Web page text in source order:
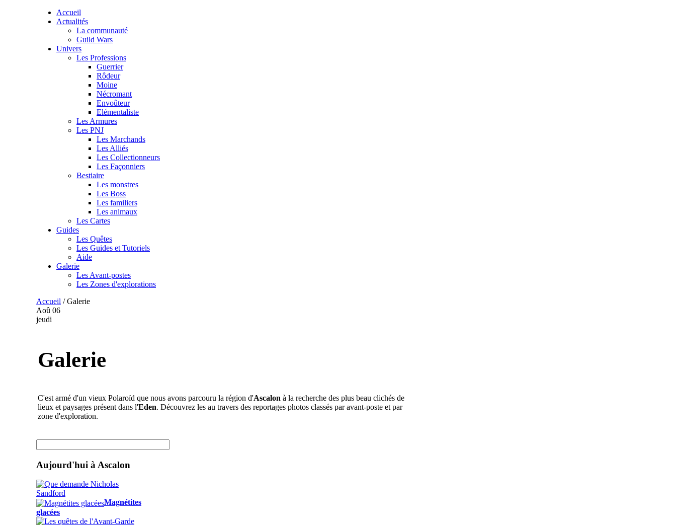
Accueil
Actualités
La communauté
Guild Wars
Univers
Les Professions
Guerrier
Rôdeur
Moine
Nécromant
Envoûteur
Elémentaliste
Les Armures
Les PNJ
Les Marchands
Les Alliés
Les Collectionneurs
Les Façonniers
Bestiaire
Les monstres
Les Boss
Les familiers
Les animaux
Les Cartes
Guides
Les Quêtes
Les Guides et Tutoriels
Aide
Galerie
Les Avant-postes
Les Zones d'explorations
Accueil /Galerie
Aoû 06
jeudi
Galerie
C'est armé d'un vieux Polaroïd que nous avons parcouru la région d'Ascalon à la recherche des plus beau clichés de
lieux et paysages présent dans l'Eden. Découvrez les au travers des reportages photos classés par avant-poste et par
zone d'exploration.
Aujourd'hui à Ascalon
Magnétites
glacées